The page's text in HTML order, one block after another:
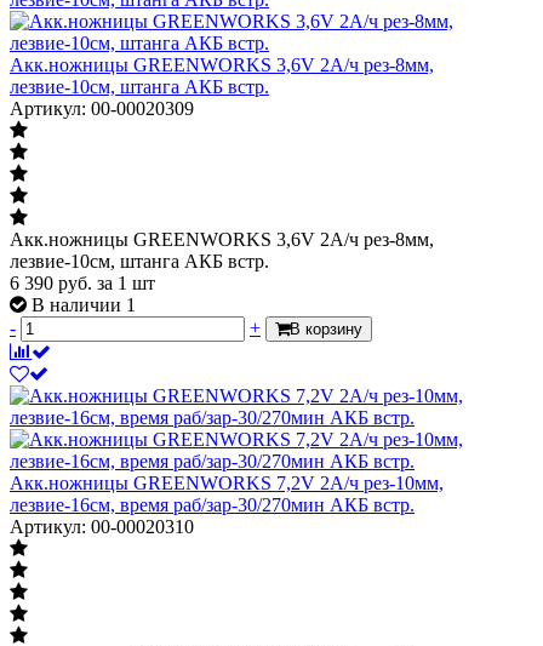
Акк.ножницы GREENWORKS 3,6V 2А/ч рез-8мм,
лезвие-10см, штанга АКБ встр.
Артикул: 00-00020309
Акк.ножницы GREENWORKS 3,6V 2А/ч рез-8мм,
лезвие-10см, штанга АКБ встр.
6 390 руб. за 1 шт
В наличии 1
-
+ В корзину
Акк.ножницы GREENWORKS 7,2V 2А/ч рез-10мм,
лезвие-16см, время раб/зар-30/270мин АКБ встр.
Артикул: 00-00020310